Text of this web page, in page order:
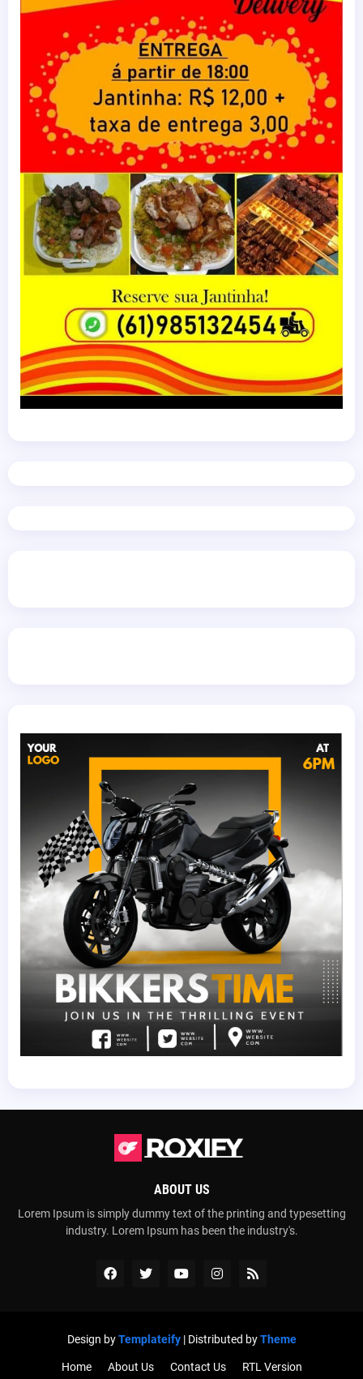
ABOUT US
Lorem Ipsum is simply dummy text of the printing and typesetting
industry. Lorem Ipsum has been the industry's.
Design byTemplateify| Distributed byTheme
Home About Us Contact Us RTL Version